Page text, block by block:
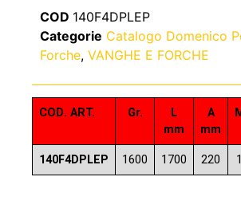
COD 140F4DPLEP
Categorie Catalogo Domenico
Forche, VANGHE E FORCHE
COD. ART. Gr.
L
mm
A
mm
140F4DPLEP 1600 1700 220